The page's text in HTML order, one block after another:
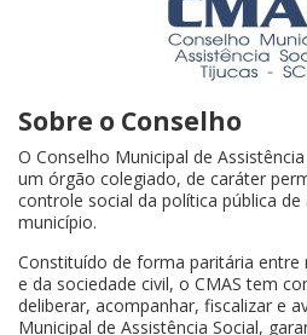
Sobre o Conselho
O Conselho Municipal de
um órgão colegiado, de caráter
controle social da política pública de
município.
Constituído de forma paritária
e da sociedade civil, o CMAS tem
deliberar, acompanhar, fiscalizar e
Municipal de Assistência Social,